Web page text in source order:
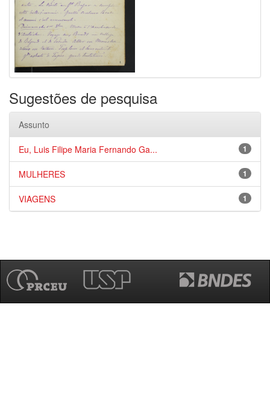
Sugestões de pesquisa
Assunto
1
Eu, Luis Filipe Maria Fernando Ga...
1
MULHERES
1
VIAGENS